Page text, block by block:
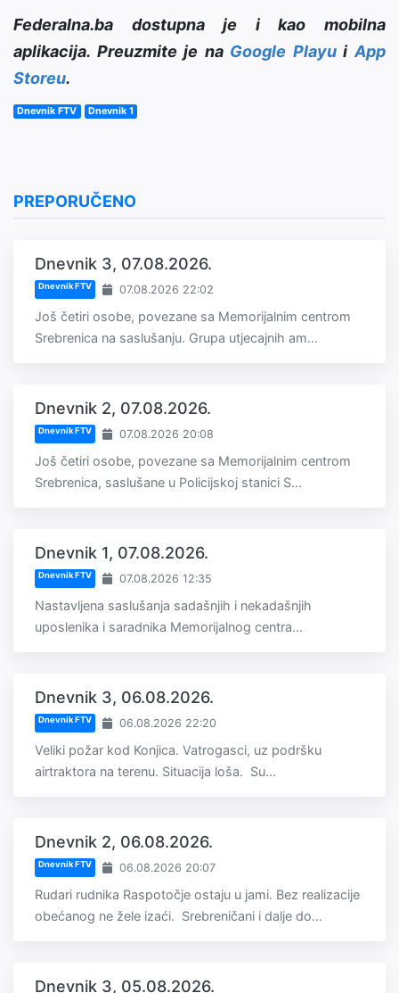
Federalna.ba dostupna je i kao mobilna
aplikacija. Preuzmite je na Google PlayuiApp
Storeu.
Dnevnik FTV Dnevnik 1
PREPORUČENO
Dnevnik 3, 07.08.2026.
Dnevnik FTV 07.08.2026 22:02
Još četiri osobe, povezane sa Memorijalnim centrom
Srebrenica na saslušanju. Grupa utjecajnih am...
Dnevnik 2, 07.08.2026.
Dnevnik FTV 07.08.2026 20:08
Još četiri osobe, povezane sa Memorijalnim centrom
Srebrenica, saslušane u Policijskoj stanici S...
Dnevnik 1, 07.08.2026.
Dnevnik FTV 07.08.2026 12:35
Nastavljena saslušanja sadašnjih i nekadašnjih
uposlenika i saradnika Memorijalnog centra...
Dnevnik 3, 06.08.2026.
Dnevnik FTV 06.08.2026 22:20
Veliki požar kod Konjica. Vatrogasci, uz podršku
airtraktora na terenu. Situacija loša. Su...
Dnevnik 2, 06.08.2026.
Dnevnik FTV 06.08.2026 20:07
Rudari rudnika Raspotočje ostaju u jami. Bez realizacije
obećanog ne žele izaći. Srebreničani i dalje do...
Dnevnik 3, 05.08.2026.